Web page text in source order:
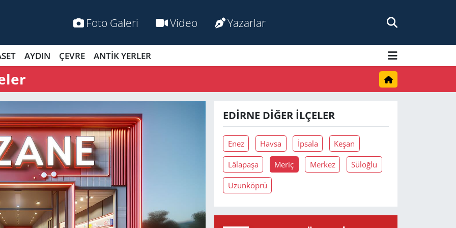
Foto Galeri Video Yazarlar
AYDIN ÇEVRE ANTİK YERLER
EDIRNE DIĞER İLÇELER
Enez Havsa İpsala Keşan
Lâlapaşa Meriç Merkez Süloğlu
Uzunköprü